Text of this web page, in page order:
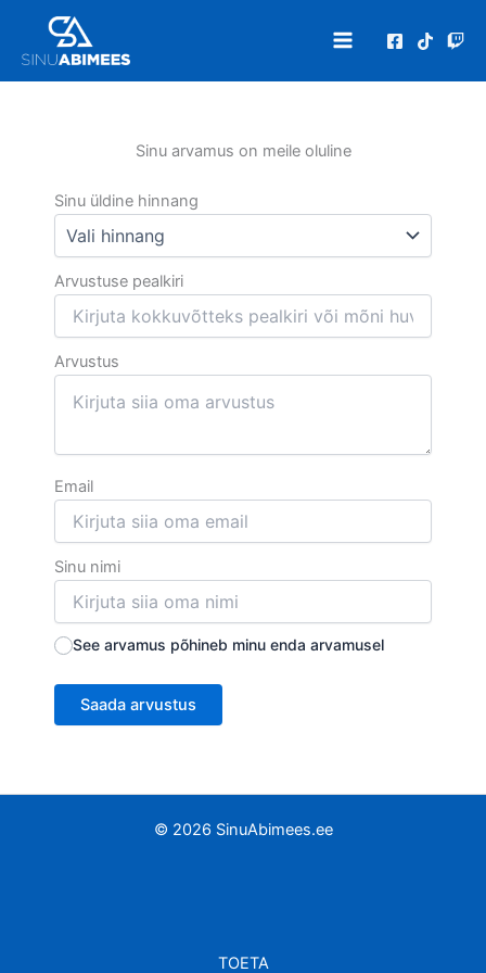
content
Sinu arvamus on meile oluline
Sinu üldine hinnang
Arvustuse pealkiri
Arvustus
Email
Sinu nimi
See arvamus põhineb minu enda arvamusel
Saada arvustus
© 2026 SinuAbimees.ee
TOETA